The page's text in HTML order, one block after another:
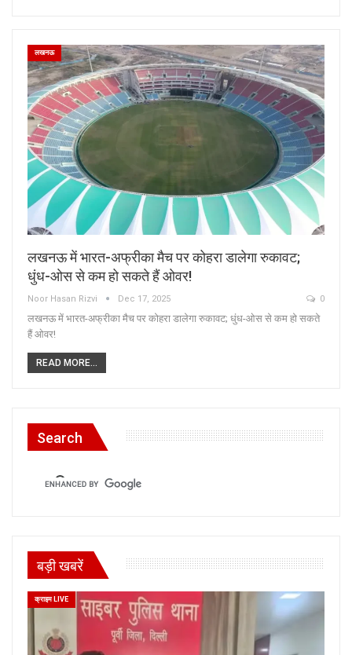
लखनऊ
लखनऊ में भारत-अफ्रीका मैच पर कोहरा डालेगा रुकावट;
धुंध-ओस से कम हो सकते हैं ओवर!
Noor Hasan Rizvi Dec 17, 2025 0
लखनऊ में भारत-अफ्रीका मैच पर कोहरा डालेगा रुकावट; धुंध-ओस से कम हो सकते
हैं ओवर!
READ MORE...
Search
बड़ी खबरें
क्राइम LIVE